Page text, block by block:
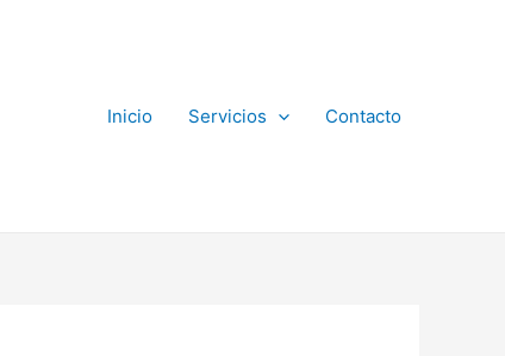
Inicio Servicios Contacto